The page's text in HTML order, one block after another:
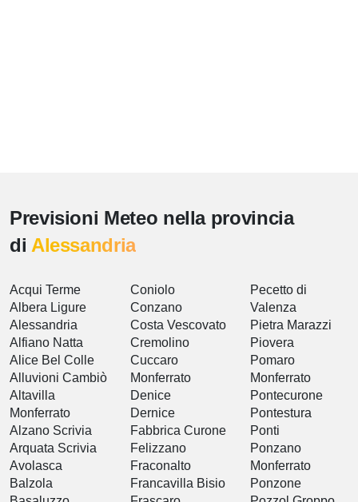
Previsioni Meteo nella provincia
di Alessandria
Acqui Terme
Albera Ligure
Alessandria
Alfiano Natta
Alice Bel Colle
Alluvioni Cambiò
Altavilla
Monferrato
Alzano Scrivia
Arquata Scrivia
Avolasca
Balzola
Coniolo
Conzano
Costa Vescovato
Cremolino
Cuccaro
Monferrato
Denice
Dernice
Fabbrica Curone
Felizzano
Fraconalto
Francavilla Bisio
Pecetto di
Valenza
Pietra Marazzi
Piovera
Pomaro
Monferrato
Pontecurone
Pontestura
Ponti
Ponzano
Monferrato
Ponzone